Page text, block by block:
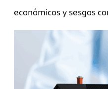
económicos y sesgos